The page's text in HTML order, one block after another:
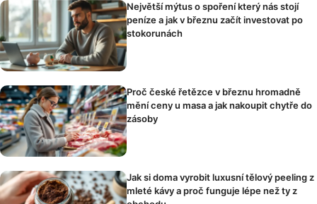
Největší mýtus o spoření který nás stojí
peníze a jak v březnu začít investovat po
stokorunách
Proč české řetězce v březnu hromadně
mění ceny u masa a jak nakoupit chytře do
zásoby
Jak si doma vyrobit luxusní tělový peeling z
mleté kávy a proč funguje lépe než ty z